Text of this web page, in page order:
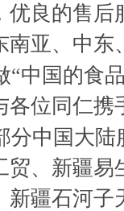
优良的售
南亚、中
“中国的食
各位同仁携
分中国大陆
贸、新疆易
新疆石河子